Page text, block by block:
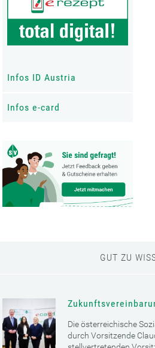
Infos ID Austria
Infos e-card
GUT ZU
Die österreichische
durch Vorsitzende